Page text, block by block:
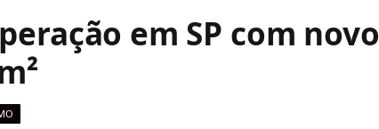
em SP com novo